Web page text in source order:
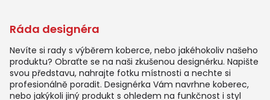
Ráda designéra
Nevíte si rady s výběrem koberce, nebo jakéhokoliv našeho
produktu? Obraťte se na naši zkušenou designérku. Napište
svou představu, nahrajte fotku místnosti a nechte si
profesionálně poradit. Designérka Vám navrhne koberec,
nebo jakýkoli jiný produkt s ohledem na funkčnost i styl